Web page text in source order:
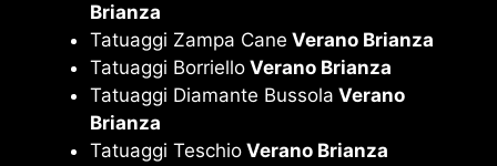
Brianza
Tatuaggi Zampa Cane Verano Brianza
Tatuaggi Borriello Verano Brianza
Tatuaggi Diamante Bussola Verano
Brianza
Tatuaggi Teschio Verano Brianza